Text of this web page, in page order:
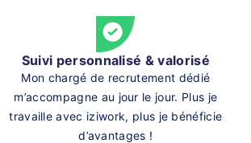
Suivi personnalisé & valorisé
Mon chargé de recrutement dédié
m’accompagne au jour le jour. Plus je
travaille avec iziwork, plus je bénéficie
d’avantages !